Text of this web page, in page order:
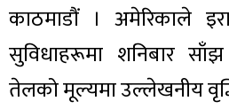
काठमाडौं । अमेरिकाले
सुविधाहरूमा शनिबार
तेलको मूल्यमा उल्लेखनीय